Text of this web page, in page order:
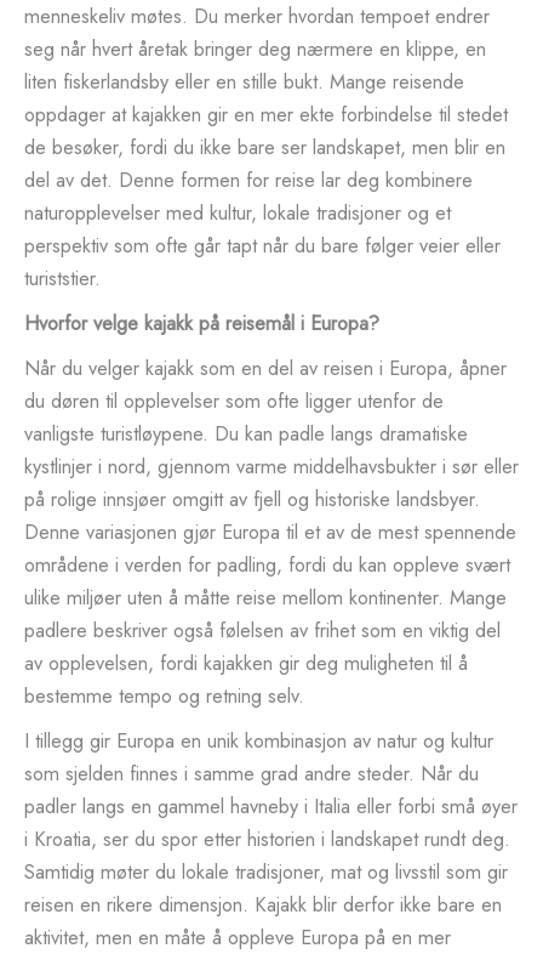
menneskeliv møtes. Du merker hvordan tempoet endrer
seg når hvert åretak bringer deg nærmere en klippe, en
liten fiskerlandsby eller en stille bukt. Mange reisende
oppdager at kajakken gir en mer ekte forbindelse til stedet
de besøker, fordi du ikke bare ser landskapet, men blir en
del av det. Denne formen for reise lar deg kombinere
naturopplevelser med kultur, lokale tradisjoner og et
perspektiv som ofte går tapt når du bare følger veier eller
turiststier.
Hvorfor velge kajakk på reisemål i Europa?
Når du velger kajakk som en del av reisen i Europa, åpner
du døren til opplevelser som ofte ligger utenfor de
vanligste turistløypene. Du kan padle langs dramatiske
kystlinjer i nord, gjennom varme middelhavsbukter i sør eller
på rolige innsjøer omgitt av fjell og historiske landsbyer.
Denne variasjonen gjør Europa til et av de mest spennende
områdene i verden for padling, fordi du kan oppleve svært
ulike miljøer uten å måtte reise mellom kontinenter. Mange
padlere beskriver også følelsen av frihet som en viktig del
av opplevelsen, fordi kajakken gir deg muligheten til å
bestemme tempo og retning selv.
I tillegg gir Europa en unik kombinasjon av natur og kultur
som sjelden finnes i samme grad andre steder. Når du
padler langs en gammel havneby i Italia eller forbi små øyer
i Kroatia, ser du spor etter historien i landskapet rundt deg.
Samtidig møter du lokale tradisjoner, mat og livsstil som gir
reisen en rikere dimensjon. Kajakk blir derfor ikke bare en
aktivitet, men en måte å oppleve Europa på en mer